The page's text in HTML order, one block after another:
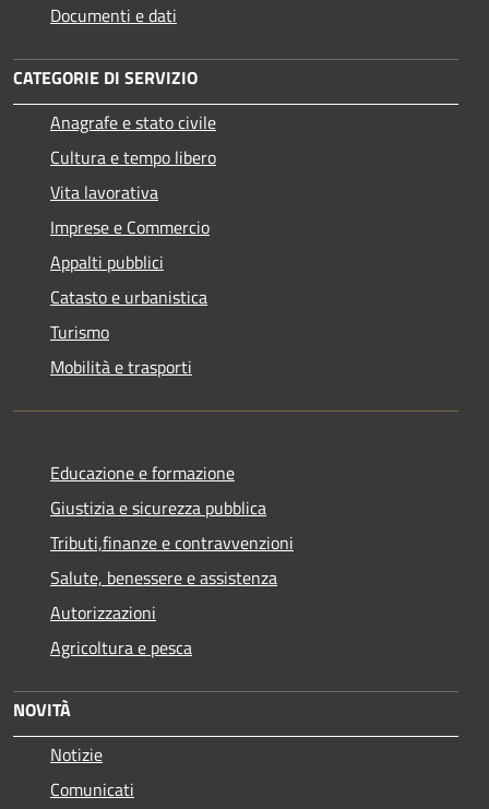
Documenti e dati
CATEGORIE DI SERVIZIO
Anagrafe e stato civile
Cultura e tempo libero
Vita lavorativa
Imprese e Commercio
Appalti pubblici
Catasto e urbanistica
Turismo
Mobilità e trasporti
Educazione e formazione
Giustizia e sicurezza pubblica
Tributi,finanze e contravvenzioni
Salute, benessere e assistenza
Autorizzazioni
Agricoltura e pesca
NOVITÀ
Notizie
Comunicati